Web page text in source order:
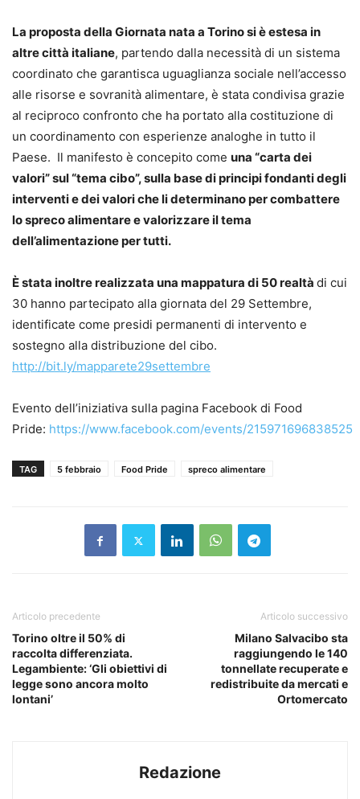
La proposta della Giornata nata a Torino si è estesa in
altre città italiane, partendo dalla necessità di un sistema
coordinato che garantisca uguaglianza sociale nell’accesso
alle risorse e sovranità alimentare, è stata condivisa grazie
al reciproco confronto che ha portato alla costituzione di
un coordinamento con esperienze analoghe in tutto il
Paese. Il manifesto è concepito come una “carta dei
valori” sul “tema cibo”, sulla base di principi fondanti degli
interventi e dei valori che li determinano per combattere
lo spreco alimentare e valorizzare il tema
dell’alimentazione per tutti.
È stata inoltre realizzata una mappatura di 50 realtà di cui
30 hanno partecipato alla giornata del 29 Settembre,
identificate come presidi permanenti di intervento e
sostegno alla distribuzione del cibo.
http://bit.ly/mapparete29settembre
Evento dell’iniziativa sulla pagina Facebook di Food
Pride: https://www.facebook.com/events/215971696838525
TAG 5 febbraio Food Pride spreco alimentare
Articolo precedente
Torino oltre il 50% di
raccolta differenziata.
Legambiente: ‘Gli obiettivi di
legge sono ancora molto
lontani’
Articolo successivo
Milano Salvacibo sta
raggiungendo le 140
tonnellate recuperate e
redistribuite da mercati e
Ortomercato
Redazione